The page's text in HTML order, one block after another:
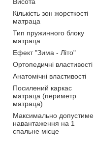
Висота
Кількість зон жорсткості
матраца
Тип пружинного блоку
матраца
Ефект "Зима - Літо"
Ортопедичні властивості
Анатомічні властивості
Посилений каркас
матраца (периметр
матраца)
Максимально допустиме
навантаження на 1
спальне місце